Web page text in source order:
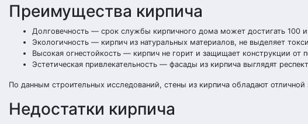
Преимущества кирпича
Долговечность — срок службы кирпичного дома может достигать 100 и
Экологичность — кирпич из натуральных материалов, не выделяет
Высокая огнестойкость — кирпич не горит и защищает конструкции от
Эстетическая привлекательность — фасады из кирпича выглядят
По данным строительных исследований, стены из кирпича обладают
Недостатки кирпича